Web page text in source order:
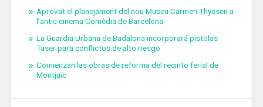
Aprovat el planejament del nou Museu Carmen Thyssen a
l’antic cinema Comèdia de Barcelona
La Guardia Urbana de Badalona incorporará pistolas
Taser para conflictos de alto riesgo
Comienzan las obras de reforma del recinto ferial de
Montjuïc